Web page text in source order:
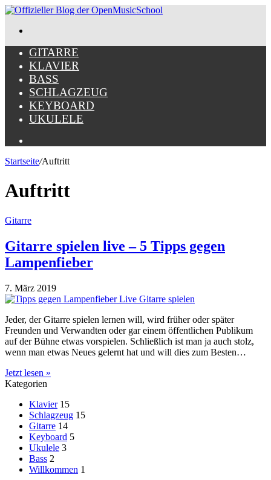
GITARRE
KLAVIER
BASS
SCHLAGZEUG
KEYBOARD
UKULELE
Startseite/Auftritt
Auftritt
Gitarre
Gitarre spielen live – 5 Tipps gegen
Lampenfieber
7. März 2019
Jeder, der Gitarre spielen lernen will, wird früher oder später
Freunden und Verwandten oder gar einem öffentlichen Publikum
auf der Bühne etwas vorspielen. Schließlich ist man ja auch stolz,
wenn man etwas Neues gelernt hat und will dies zum Besten…
Jetzt lesen »
Kategorien
Klavier 15
Schlagzeug 15
Gitarre 14
Keyboard 5
Ukulele 3
Bass 2
Willkommen 1